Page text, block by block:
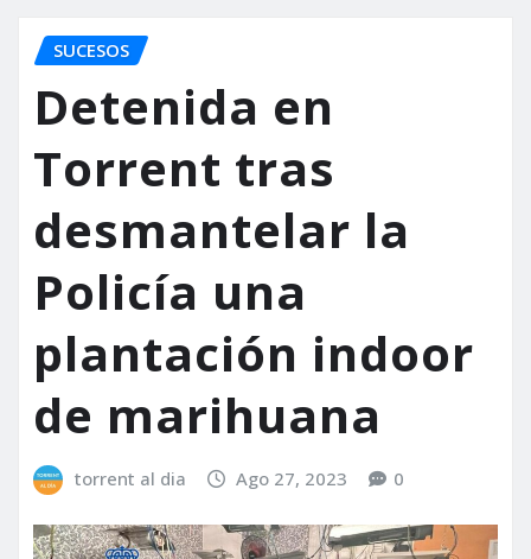
SUCESOS
Detenida en
Torrent tras
desmantelar la
Policía una
plantación indoor
de marihuana
torrent al dia Ago 27, 2023 0